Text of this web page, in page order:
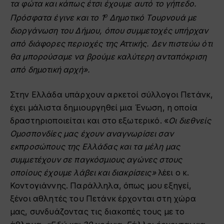
τα φώτα και κάπως έτσι έχουμε αυτό το γήπεδο.
Πρόσφατα έγινε και το 1οΔημοτικό Τουρνουά με
διοργάνωση του Δήμου, όπου συμμετοχές υπήρχαν
από διάφορες περιοχές της Αττικής. Δεν πιστεύω ότι
θα μπορούσαμε να βρούμε καλύτερη ανταπόκριση
από δημοτική αρχή».
Στην Ελλάδα υπάρχουν αρκετοί σύλλογοι Πετάνκ,
έχει μάλιστα δημιουργηθεί μια Ένωση, η οποία
δραστηριοποιείται και στο εξωτερικό. «Οι διεθνείς
Ομοσπονδίες μας έχουν αναγνωρίσει σαν
εκπροσώπους της Ελλάδας και τα μέλη μας
συμμετέχουν σε παγκόσμιους αγώνες στους
οποίους έχουμε λάβει και διακρίσεις»λέει ο κ.
Κοντογιάννης. Παράλληλα, όπως μου εξηγεί,
ξένοι αθλητές του Πετάνκ έρχονται στη χώρα
μας, συνδυάζοντας τις διακοπές τους με το